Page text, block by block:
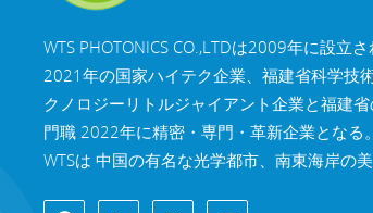
WTS PHOTONICS CO.,LTDは2009年に設立さ
2021年の国家ハイテク企業、福建省科学技
クノロジーリトルジャイアント企業と福建
門職 2022年に精密・専門・革新企業となる。
WTSは 中国の有名な光学都市、南東海岸の美